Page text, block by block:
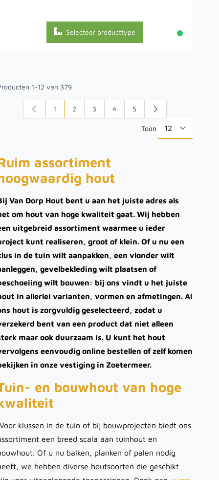
Selecteer producttype
1-12 van 379
U lees momenteel pagina
1 Pagina
2 Pagina
3 Pagina
4 Pagina
5
Toon
assortiment
hout
Van Dorp Hout bent u aan het juiste adres als
om hout van hoge kwaliteit gaat. Wij hebben
uitgebreid assortiment waarmee u ieder
kunt realiseren, groot of klein. Of u nu een
in de tuin wilt aanpakken, een vlonder wilt
gevelbekleding wilt plaatsen of
wilt bouwen: bij ons vindt u het juiste
in allerlei varianten, vormen en afmetingen. Al
hout is zorgvuldig geselecteerd, zodat u
bent van een product dat niet alleen
maar ook duurzaam is. U kunt het hout
eenvoudig online bestellen of zelf komen
in onze vestiging in Zoetermeer.
en bouwhout van hoge
klussen in de tuin of bij bouwprojecten biedt ons
een breed scala aan tuinhout en
Of u nu balken, planken of palen nodig
we hebben diverse houtsoorten die geschikt